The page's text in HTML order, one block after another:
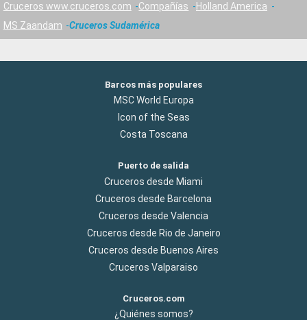
Cruceros www.cruceros.com Compañías
Holland America
MS Zaandam
Cruceros Sudamérica
Barcos más populares
MSC World Europa
Icon of the Seas
Costa Toscana
Puerto de salida
Cruceros desde Miami
Cruceros desde Barcelona
Cruceros desde Valencia
Cruceros desde Rio de Janeiro
Cruceros desde Buenos Aires
Cruceros Valparaiso
Cruceros.com
¿Quiénes somos?